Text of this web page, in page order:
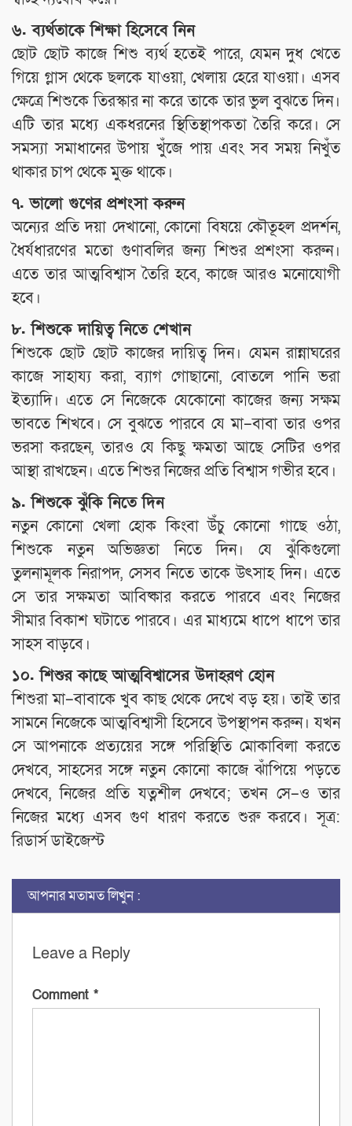
৬. ব্যর্থতাকে শিক্ষা হিসেবে নিন
ছোট ছোট কাজে শিশু ব্যর্থ হতেই পারে, যেমন দুধ খেতে
গিয়ে গ্লাস থেকে ছলকে যাওয়া, খেলায় হেরে যাওয়া। এসব
ক্ষেত্রে শিশুকে তিরস্কার না করে তাকে তার ভুল বুঝতে দিন।
এটি তার মধ্যে একধরনের স্থিতিস্থাপকতা তৈরি করে। সে
সমস্যা সমাধানের উপায় খুঁজে পায় এবং সব সময় নিখুঁত
থাকার চাপ থেকে মুক্ত থাকে।
৭. ভালো গুণের প্রশংসা করুন
অন্যের প্রতি দয়া দেখানো, কোনো বিষয়ে কৌতূহল প্রদর্শন,
ধৈর্যধারণের মতো গুণাবলির জন্য শিশুর প্রশংসা করুন।
এতে তার আত্মবিশ্বাস তৈরি হবে, কাজে আরও মনোযোগী
হবে।
৮. শিশুকে দায়িত্ব নিতে শেখান
শিশুকে ছোট ছোট কাজের দায়িত্ব দিন। যেমন রান্নাঘরের
কাজে সাহায্য করা, ব্যাগ গোছানো, বোতলে পানি ভরা
ইত্যাদি। এতে সে নিজেকে যেকোনো কাজের জন্য সক্ষম
ভাবতে শিখবে। সে বুঝতে পারবে যে মা–বাবা তার ওপর
ভরসা করছেন, তারও যে কিছু ক্ষমতা আছে সেটির ওপর
আস্থা রাখছেন। এতে শিশুর নিজের প্রতি বিশ্বাস গভীর হবে।
৯. শিশুকে ঝুঁকি নিতে দিন
নতুন কোনো খেলা হোক কিংবা উঁচু কোনো গাছে ওঠা,
শিশুকে নতুন অভিজ্ঞতা নিতে দিন। যে ঝুঁকিগুলো
তুলনামূলক নিরাপদ, সেসব নিতে তাকে উৎসাহ দিন। এতে
সে তার সক্ষমতা আবিষ্কার করতে পারবে এবং নিজের
সীমার বিকাশ ঘটাতে পারবে। এর মাধ্যমে ধাপে ধাপে তার
সাহস বাড়বে।
১০. শিশুর কাছে আত্মবিশ্বাসের উদাহরণ হোন
শিশুরা মা–বাবাকে খুব কাছ থেকে দেখে বড় হয়। তাই তার
সামনে নিজেকে আত্মবিশ্বাসী হিসেবে উপস্থাপন করুন। যখন
সে আপনাকে প্রত্যয়ের সঙ্গে পরিস্থিতি মোকাবিলা করতে
দেখবে, সাহসের সঙ্গে নতুন কোনো কাজে ঝাঁপিয়ে পড়তে
দেখবে, নিজের প্রতি যত্নশীল দেখবে; তখন সে–ও তার
নিজের মধ্যে এসব গুণ ধারণ করতে শুরু করবে। সূত্র:
রিডার্স ডাইজেস্ট
আপনার মতামত লিখুন :
Leave a Reply
Comment *